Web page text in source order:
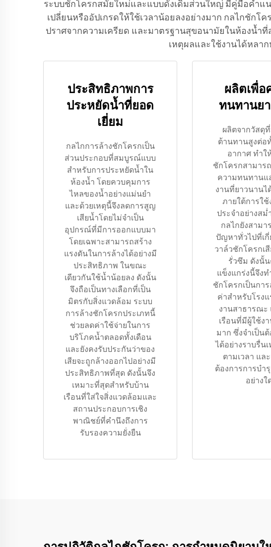
ระบบชักโครกสมัยใหม่และแบบดั้งเดิมส่วนใหญ่ มีคู่มือคำแ
เปลี่ยนหรืออัปเกรดให้ใช้เวลาน้อยลงอย่างมาก กลไกชั
ปราศจากความเครียด และมาตรฐานสุขอนามัยในห้องน้ำ
เหตุผลและใช้งานได้หลา
ประสิทธิภาพการ
ประหยัดน้ำที่ยอด
เยี่ยม
กลไกการล้างชักโครกเป็น
ส่วนประกอบที่สมบูรณ์แบบ
สำหรับการประหยัดน้ำใน
ห้องน้ำ โดยควบคุมการ
ไหลของน้ำอย่างแม่นยำ
และด้วยเหตุนี้จึงลดการสูญ
เสียน้ำโดยไม่จำเป็น
อุปกรณ์ที่มีการออกแบบมา
โดยเฉพาะสามารถสร้าง
แรงดันในการล้างได้อย่างมี
ประสิทธิภาพ ในขณะ
เดียวกันใช้น้ำน้อยลง ดังนั้น
จึงถือเป็นทางเลือกที่เป็น
มิตรกับสิ่งแวดล้อม ระบบ
การล้างชักโครกประเภทนี้
ช่วยลดค่าใช้จ่ายในการ
บริโภคน้ำตลอดทั้งเดือน
และยังคงรับประกันว่าของ
เสียจะถูกล้างออกไปอย่างมี
ประสิทธิภาพที่สุด ดังนั้นจึง
เหมาะที่สุดสำหรับบ้าน
เรือนที่ใส่ใจสิ่งแวดล้อมและ
สถานประกอบการเชิง
พาณิชย์ที่คำนึงถึงการ
รับรองความยั่งยืน
ผลิตเพื่อ
ทนทานย
ผลิตจากวัสดุ
ต้านทานสูงต่อ
อากาศ ทำใ
ชักโครกสามาร
ความทนทานแ
งานที่ยาวนานไ
ภายใต้การใช้
ประจำอย่างสม่
กลไกยังสามา
ปัญหาทั่วไปที่เ
วาล์วชักโครกเ
รั่วซึม ดังนั้
แข็งแกร่งนี้จึงท
ชักโครกเป็นกา
ค่าสำหรับโรง
งานสาธารณะ
เรือนที่มีผู้ใช้ง
มาก ซึ่งจำเป็น
ได้อย่างราบรื่น
ตามเวลา แล
ต้องการการบำ
อย่างใ